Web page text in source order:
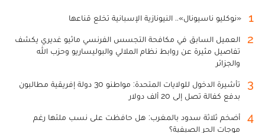
1 «نوكليو ناسيونال».. النيونازية الإسبانية تخلع قناعها
2
العميل السابق في مكافحة التجسس الفرنسي ماثيو غديري يكشف
تفاصيل مثيرة عن روابط نظام الملالي والبوليساريو وحزب الله
والجزائر
3
تأشيرة الدخول للولايات المتحدة: مواطنو 30 دولة إفريقية مطالبون
بدفع كفالة تصل إلى 20 ألف دولار
4
أضخم ثلاثة سدود بالمغرب: هل حافظت على نسب ملئها رغم
موجات الحر الصيفية؟